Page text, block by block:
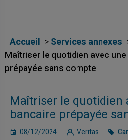
Accueil
Services annexes
Maîtriser le quotidien avec
prépayée sans compte
Maîtriser le quotidien
bancaire prépayée
08/12/2024 Veritas